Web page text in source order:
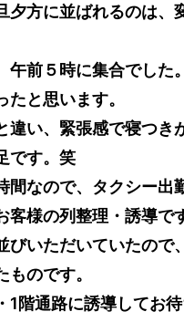
方に並ばれるのは、
午前５時に集合でした。
と思います。
い、緊張感で寝つき
です。笑
なので、タクシー出
様の列整理・誘導で
いただいていたので、
のです。
階通路に誘導してお待